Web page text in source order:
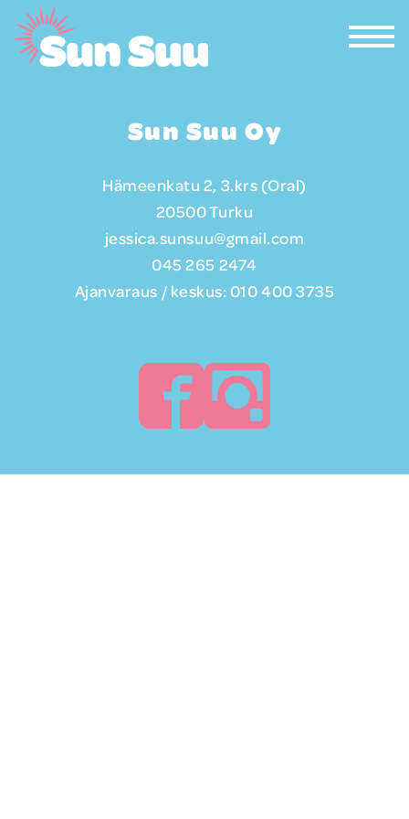
Sun Suu Oy
Hämeenkatu 2, 3.krs (Oral)
20500 Turku
jessica.sunsuu@gmail.com
045 265 2474
Ajanvaraus / keskus: 010 400 3735